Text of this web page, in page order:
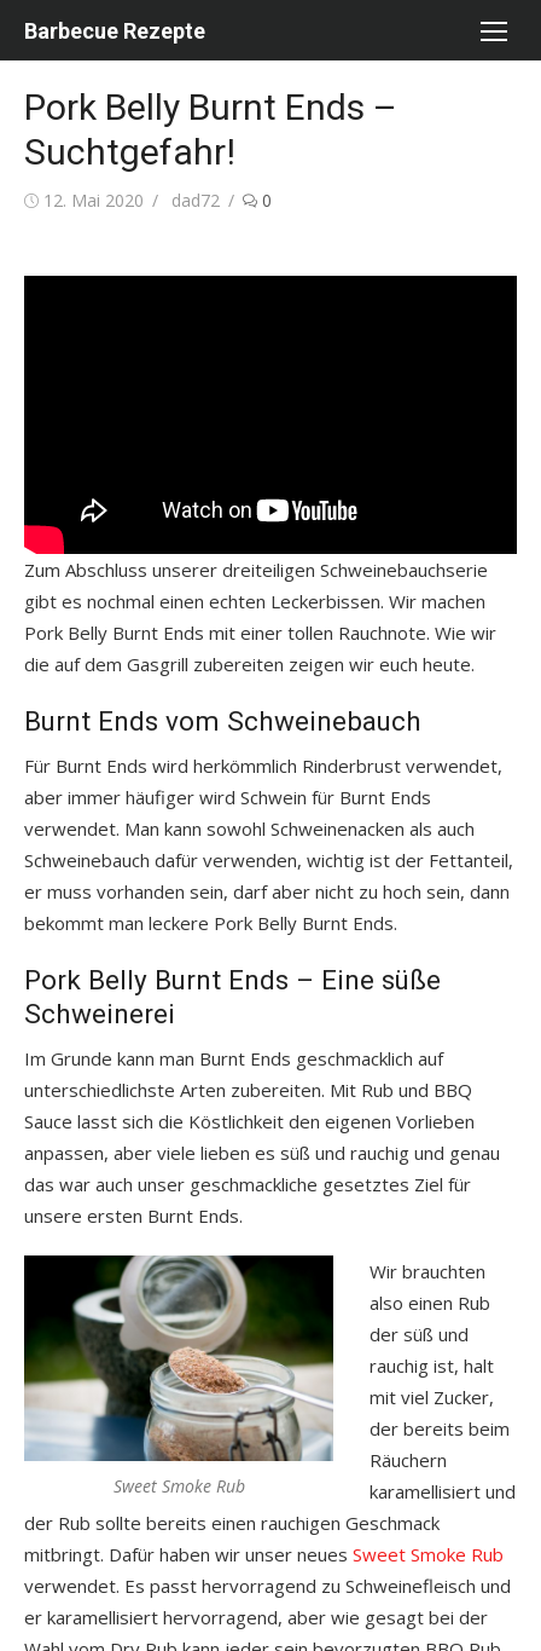
Barbecue Rezepte
Pork Belly Burnt Ends –
Suchtgefahr!
Posted
12. Mai 2020 Author
dad72 0
Zum Abschluss unserer dreiteiligen Schweinebauchserie
gibt es nochmal einen echten Leckerbissen. Wir machen
Pork Belly Burnt Ends mit einer tollen Rauchnote. Wie wir
die auf dem Gasgrill zubereiten zeigen wir euch heute.
Burnt Ends vom Schweinebauch
Für Burnt Ends wird herkömmlich Rinderbrust verwendet,
aber immer häufiger wird Schwein für Burnt Ends
verwendet. Man kann sowohl Schweinenacken als auch
Schweinebauch dafür verwenden, wichtig ist der Fettanteil,
er muss vorhanden sein, darf aber nicht zu hoch sein, dann
bekommt man leckere Pork Belly Burnt Ends.
Pork Belly Burnt Ends – Eine süße
Schweinerei
Im Grunde kann man Burnt Ends geschmacklich auf
unterschiedlichste Arten zubereiten. Mit Rub und BBQ
Sauce lasst sich die Köstlichkeit den eigenen Vorlieben
anpassen, aber viele lieben es süß und rauchig und genau
das war auch unser geschmackliche gesetztes Ziel für
unsere ersten Burnt Ends.
Sweet Smoke Rub
Wir brauchten
also einen Rub
der süß und
rauchig ist, halt
mit viel Zucker,
der bereits beim
Räuchern
karamellisiert und
der Rub sollte bereits einen rauchigen Geschmack
mitbringt. Dafür haben wir unser neues Sweet Smoke Rub
verwendet. Es passt hervorragend zu Schweinefleisch und
er karamellisiert hervorragend, aber wie gesagt bei der